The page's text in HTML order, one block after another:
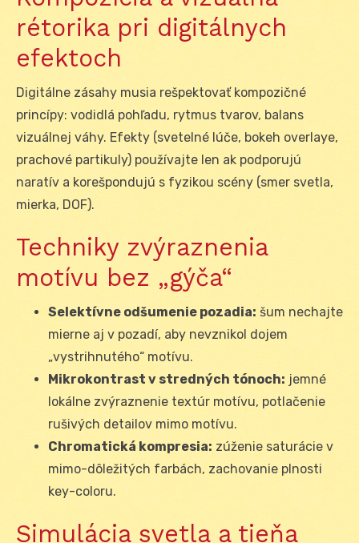
rétorika pri digitálnych
efektoch
Digitálne zásahy musia rešpektovať kompozičné
princípy: vodidlá pohľadu, rytmus tvarov, balans
vizuálnej váhy. Efekty (svetelné lúče, bokeh overlaye,
prachové partikuly) používajte len ak podporujú
naratív a korešpondujú s fyzikou scény (smer svetla,
mierka, DOF).
Techniky zvýraznenia
motívu bez „gýča“
Selektívne odšumenie pozadia: šum nechajte
mierne aj v pozadí, aby nevznikol dojem
„vystrihnutého“ motívu.
Mikrokontrast v stredných tónoch: jemné
lokálne zvýraznenie textúr motívu, potlačenie
rušivých detailov mimo motívu.
Chromatická kompresia: zúženie saturácie v
mimo-dôležitých farbách, zachovanie plnosti
key-coloru.
Simulácia svetla a tieňa